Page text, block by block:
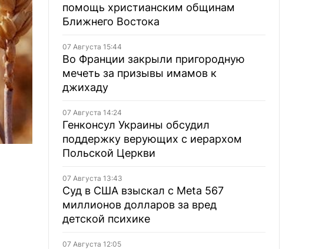
помощь христианским общинам
Ближнего Востока
07 Августа 15:44
Во Франции закрыли пригородную
мечеть за призывы имамов к
джихаду
07 Августа 14:24
Генконсул Украины обсудил
поддержку верующих с иерархом
Польской Церкви
07 Августа 13:43
Суд в США взыскал с Meta 567
миллионов долларов за вред
детской психике
07 Августа 12:05